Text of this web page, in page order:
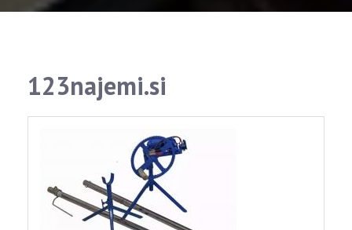
123najemi.si